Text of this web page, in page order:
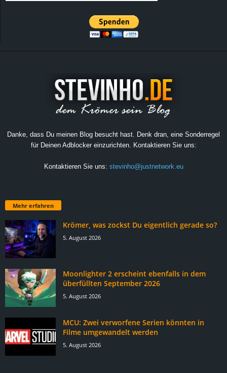
Danke, dass Du meinen Blog besucht hast. Denk dran, eine Sonderregel
für Deinen Adblocker einzurichten. Kontaktieren Sie uns:
Kontaktieren Sie uns: stevinho@justnetwork.eu
Mehr erfahren
Krömer, was zockst Du eigentlich gerade so?
5. August 2026
Moonlighter 2 erscheint ebenfalls in dem
überfüllten September 2026
5. August 2026
MCU: Zwei verworfene Serien könnten in
Filme umgewandelt werden
5. August 2026